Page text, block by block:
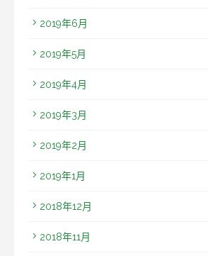
2019年6月
2019年5月
2019年4月
2019年3月
2019年2月
2019年1月
2018年12月
2018年11月